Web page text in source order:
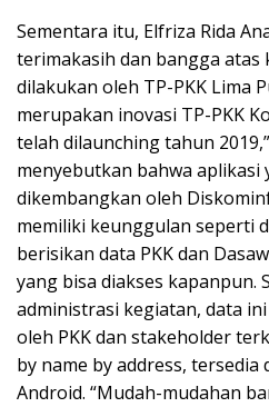
Sementara itu, Elfriza Rida
terimakasih dan bangga
dilakukan oleh TP-PKK Lima
merupakan inovasi TP-PKK
telah dilaunching tahun
menyebutkan bahwa aplikasi
dikembangkan oleh
memiliki keunggulan seperti
berisikan data PKK dan
yang bisa diakses kapanpun.
administrasi kegiatan, data
oleh PKK dan stakeholder
by name by address, tersedia
Android. “Mudah-mudahan